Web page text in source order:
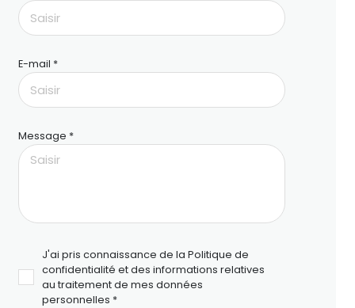
E-mail *
Message *
J'ai pris connaissance de la Politique de
confidentialité et des informations relatives
au traitement de mes données
personnelles *